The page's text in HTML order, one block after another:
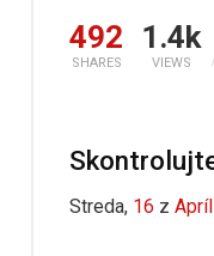
492
SHARES
1.4k
VIEWS
Streda, 16 z Apríl